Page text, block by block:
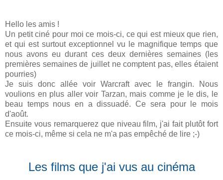
Hello les amis !
Un petit ciné pour moi ce mois-ci, ce qui est mieux que rien,
et qui est surtout exceptionnel vu le magnifique temps que
nous avons eu durant ces deux dernières semaines (les
premières semaines de juillet ne comptent pas, elles étaient
pourries)
Je suis donc allée voir Warcraft avec le frangin. Nous
voulions en plus aller voir Tarzan, mais comme je le dis, le
beau temps nous en a dissuadé. Ce sera pour le mois
d'août.
Ensuite vous remarquerez que niveau film, j'ai fait plutôt fort
ce mois-ci, même si cela ne m'a pas empêché de lire ;-)
Les films que j'ai vus au cinéma